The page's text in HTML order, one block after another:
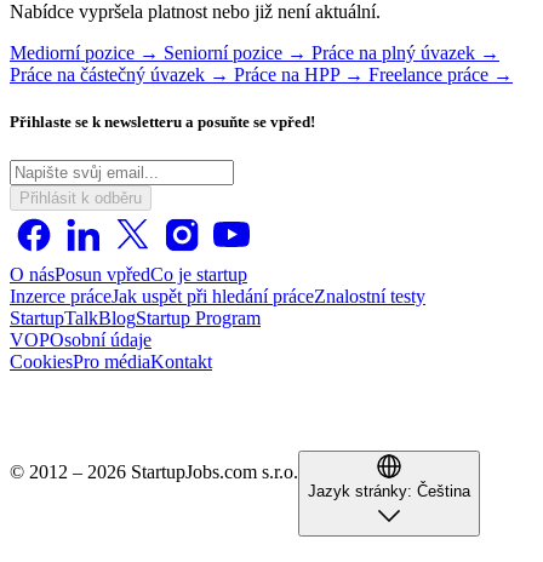
Nabídce vypršela platnost nebo již není aktuální.
Mediorní pozice → Seniorní pozice → Práce na plný úvazek →
Práce na částečný úvazek → Práce na HPP → Freelance práce →
Přihlaste se k newsletteru a posuňte se vpřed!
Přihlásit k odběru
O násPosun vpředCo je startup
Inzerce práceJak uspět při hledání práceZnalostní testy
StartupTalkBlogStartup Program
VOPOsobní údaje
CookiesPro médiaKontakt
© 2012 – 2026 StartupJobs.com s.r.o.
Jazyk stránky: Čeština